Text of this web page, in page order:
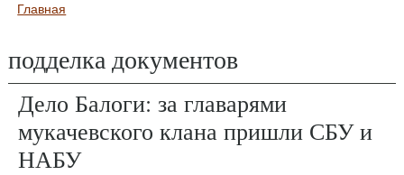
Вы здесь
Главная
подделка документов
Дело Балоги: за главарями
мукачевского клана пришли СБУ и
НАБУ